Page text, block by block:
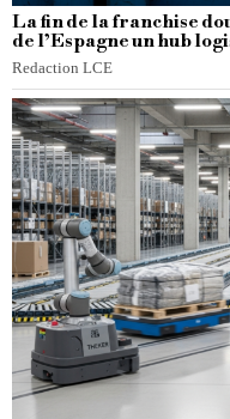
La fin de la franchise
de l’Espagne un hub
Redaction LCE